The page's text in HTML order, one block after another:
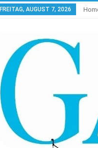
FREITAG, AUGUST 7, 2026